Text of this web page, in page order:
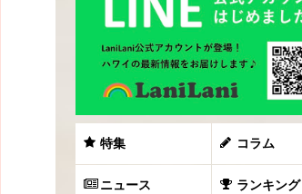
特集 コラム
ニュース ランキング